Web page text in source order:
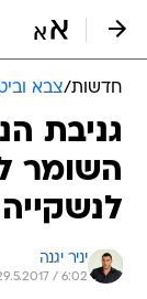
חדשות/צבא
גניבת
השומר
לנשקייה
יניר יגנה
/ 6:02